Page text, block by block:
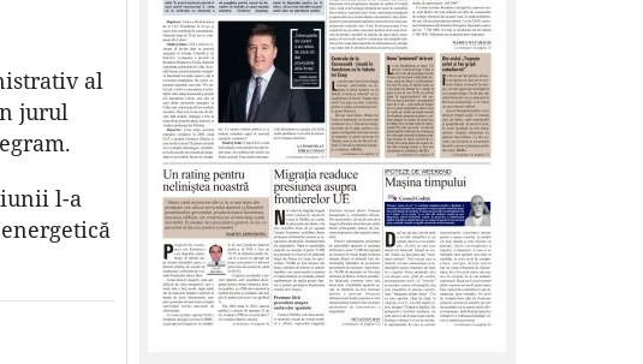
al
jurul
l-a